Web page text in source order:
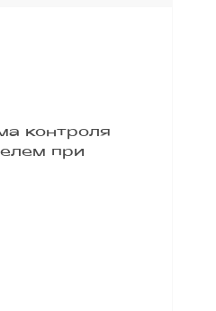
контроля
при